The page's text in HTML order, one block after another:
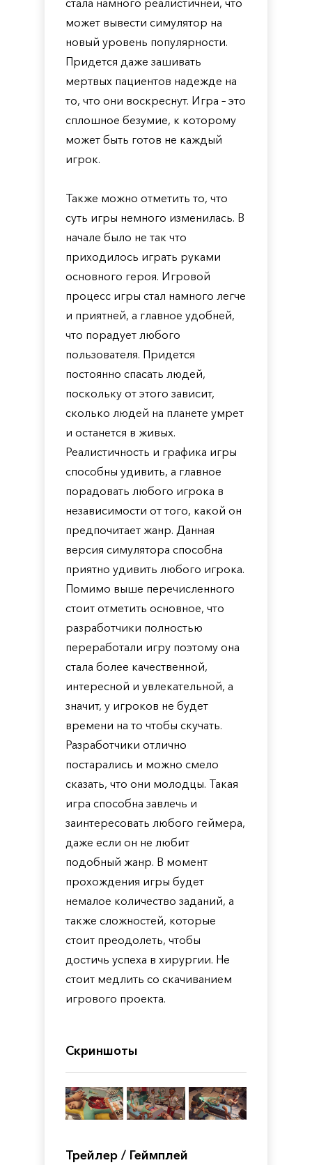
стала намного реалистичней, что
может вывести симулятор на
новый уровень популярности.
Придется даже зашивать
мертвых пациентов надежде на
то, что они воскреснут. Игра – это
сплошное безумие, к которому
может быть готов не каждый
игрок.
Также можно отметить то, что
суть игры немного изменилась. В
начале было не так что
приходилось играть руками
основного героя. Игровой
процесс игры стал намного легче
и приятней, а главное удобней,
что порадует любого
пользователя. Придется
постоянно спасать людей,
поскольку от этого зависит,
сколько людей на планете умрет
и останется в живых.
Реалистичность и графика игры
способны удивить, а главное
порадовать любого игрока в
независимости от того, какой он
предпочитает жанр. Данная
версия симулятора способна
приятно удивить любого игрока.
Помимо выше перечисленного
стоит отметить основное, что
разработчики полностью
переработали игру поэтому она
стала более качественной,
интересной и увлекательной, а
значит, у игроков не будет
времени на то чтобы скучать.
Разработчики отлично
постарались и можно смело
сказать, что они молодцы. Такая
игра способна завлечь и
заинтересовать любого геймера,
даже если он не любит
подобный жанр. В момент
прохождения игры будет
немалое количество заданий, а
также сложностей, которые
стоит преодолеть, чтобы
достичь успеха в хирургии. Не
стоит медлить со скачиванием
игрового проекта.
Скриншоты
Трейлер / Геймплей